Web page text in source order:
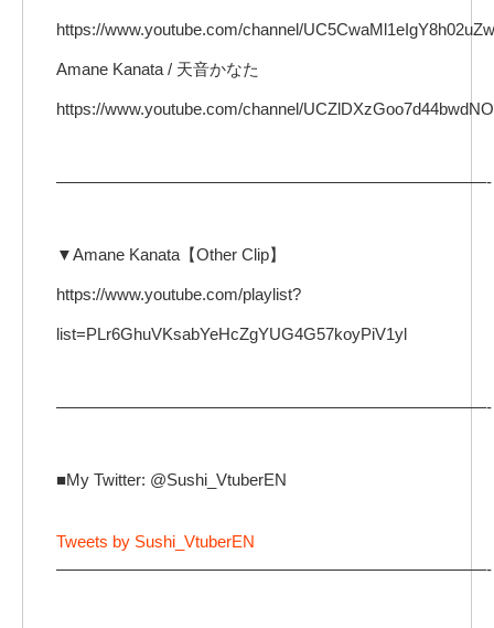
https://www.youtube.com/channel/
Amane Kanata / 天音かなた
https://www.youtube.com/channel/
——————————————————————————-
▼Amane Kanata【Other Clip】
https://www.youtube.com/playlist?
list=PLr6GhuVKsabYeHcZgYUG4G57koyPiV1yl
——————————————————————————-
■My Twitter: @Sushi_VtuberEN
Tweets by Sushi_VtuberEN
——————————————————————————-